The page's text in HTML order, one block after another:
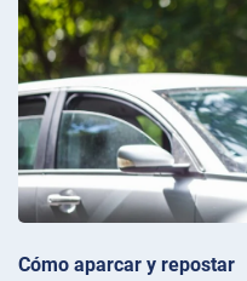
Cómo aparcar y repostar